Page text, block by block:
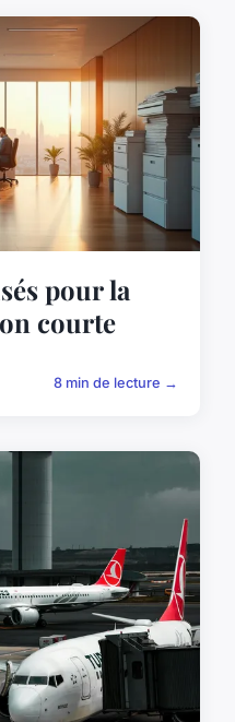
pour la
courte
8 min de lecture →